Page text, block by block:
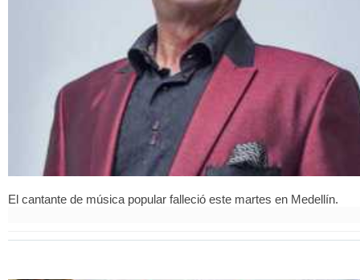
El cantante de música popular falleció este martes en Medellín.